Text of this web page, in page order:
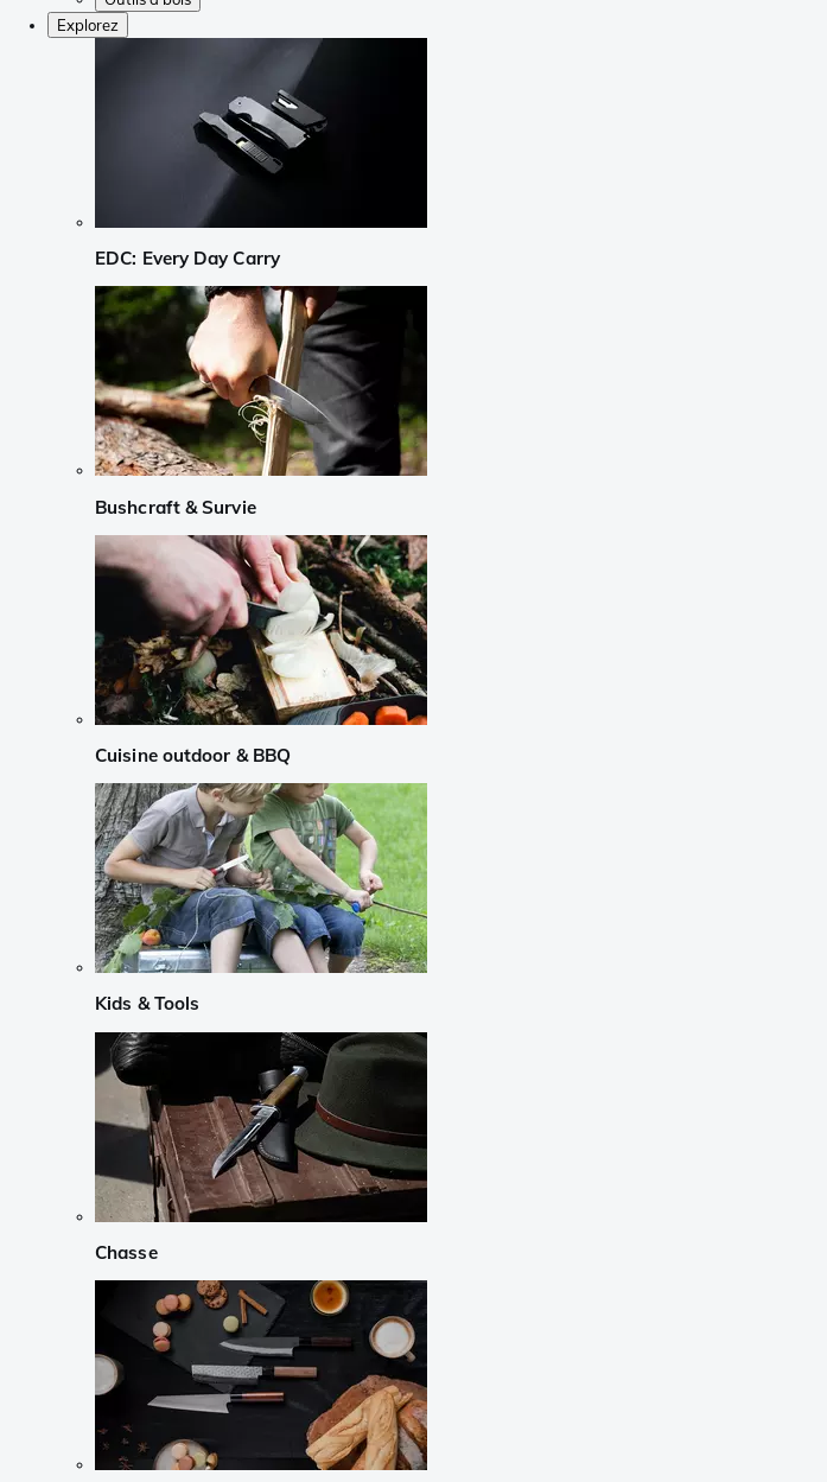
Explorez
EDC: Every Day Carry
Bushcraft & Survie
Cuisine outdoor & BBQ
Kids & Tools
Chasse